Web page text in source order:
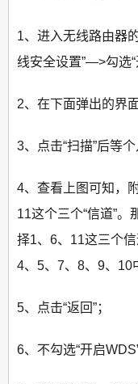
1、进入无线路由器
线安全设置”—>勾选“
2、在下面弹出的界面
3、点击“扫描”后等
4、查看上图可知，
11这个三个“信道”
择1、6、11这三个
4、5、7、8、9、10
5、点击“返回”；
6、不勾选“开启WDS”